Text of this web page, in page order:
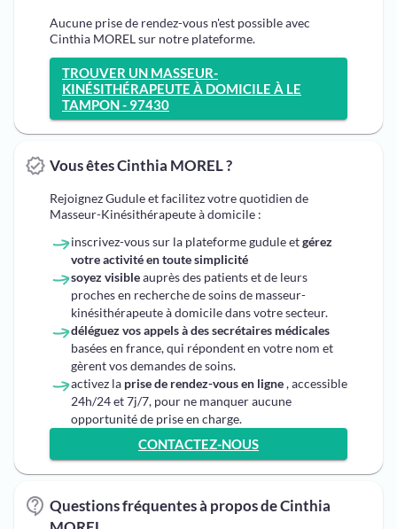
Aucune prise de rendez-vous n'est possible avec
Cinthia MOREL sur notre plateforme.
TROUVER UN MASSEUR-
KINÉSITHÉRAPEUTE À DOMICILE À LE
TAMPON - 97430
Vous êtes Cinthia MOREL ?
Rejoignez Gudule et facilitez votre quotidien de
Masseur-Kinésithérapeute à domicile :
inscrivez-vous sur la plateforme gudule etgérez
votre activité en toute simplicité
soyez visibleauprès des patients et de leurs
proches en recherche de soins de masseur-
kinésithérapeute à domicile dans votre secteur.
déléguez vos appels à des secrétaires médicales
basées en france, qui répondent en votre nom et
gèrent vos demandes de soins.
activez la prise de rendez-vous en ligne, accessible
24h/24 et 7j/7, pour ne manquer aucune
opportunité de prise en charge.
CONTACTEZ-NOUS
Questions fréquentes à propos de Cinthia